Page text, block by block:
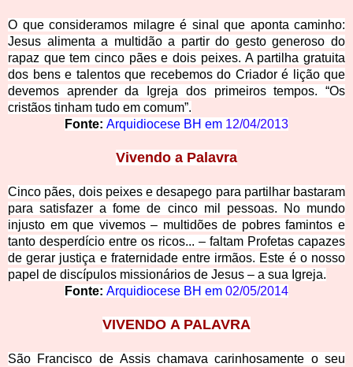
O que consideramos milagre é sinal que aponta caminho:
Jesus alimenta a multidão a partir do gesto generoso do
rapaz que tem cinco pães e dois peixes. A partilha gratuita
dos bens e talentos que recebemos do Criador é lição que
devemos aprender da Igreja dos primeiros tempos. “Os
cristãos tinham tudo em comum”.
Fonte: Arquidiocese BH em 12/04/2013
Vivendo a Palavra
Cinco pães, dois peixes e desapego para partilhar bastaram
para satisfazer a fome de cinco mil pessoas. No mundo
injusto em que vivemos – multidões de pobres famintos e
tanto desperdício entre os ricos... – faltam Profetas capazes
de gerar justiça e fraternidade entre irmãos. Este é o nosso
papel de discípulos missionários de Jesus – a sua Igreja.
Fonte: Arquidiocese BH em 02/05/2014
VIVENDO A PALAVRA
São Francisco de Assis chamava carinhosamente o seu